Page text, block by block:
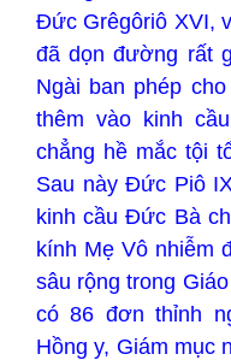
Đức Grêgôriô XVI,
đã dọn đường rất
Ngài ban phép
thêm vào kinh
chẳng hề mắc tội
Sau này Đức Piô
kinh cầu Đức Bà
kính Mẹ Vô nhiễm
sâu rộng trong
có 86 đơn thỉnh
Hồng y, Giám mục